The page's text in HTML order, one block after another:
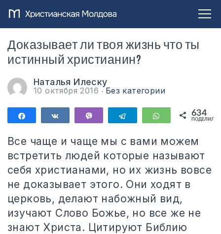
Доказывает ли твоя жизнь что ты
истинный христианин?
Наталья Илеску
10 октября 2016 Без категории
ПоделитьсяПоделиться Telegram WhatsApp
634
Все чаще и чаще мы с вами можем
встретить людей которые называют
себя христианами, но их жизнь вовсе
не доказывает этого. Они ходят в
церковь, делают набожный вид,
изучают Слово Божье, но все же не
знают Христа. Цитируют Библию